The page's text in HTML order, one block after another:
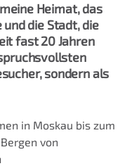
Heimat, das
die Stadt, die
fast 20 Jahren
sondern als
in Moskau bis zum
von